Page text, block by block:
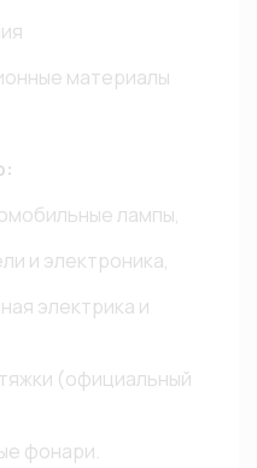
материалы
лампы,
и электроника,
электрика и
(официальный
фонари.